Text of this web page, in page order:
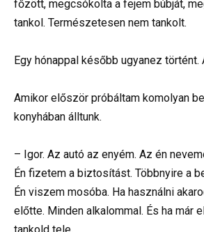
főzött, megcsókolta a fejem búbját,
tankol. Természetesen nem tankolt.
Egy hónappal később ugyanez történt.
Amikor először próbáltam komolyan
konyhában álltunk.
– Igor. Az autó az enyém. Az én
Én fizetem a biztosítást. Többnyire a
Én viszem mosóba. Ha használni
előtte. Minden alkalommal. És ha már